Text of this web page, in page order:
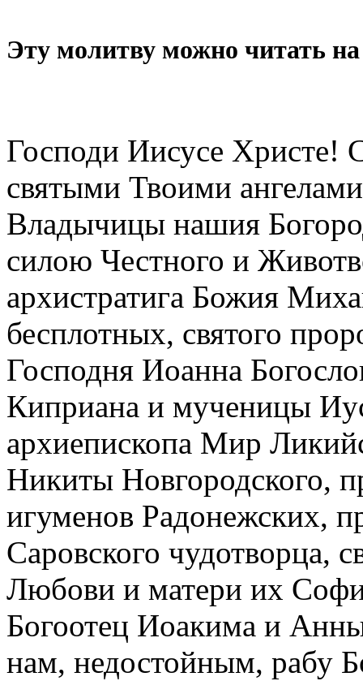
Эту молитву можно читать
Господи Иисусе Христе!
святыми Твоими
Владычицы нашия
силою Честного и
архистратига Божия
бесплотных, святого
Господня Иоанна
Киприана и мученицы
архиепископа Мир
Никиты Новгородского,
игуменов Радонежских,
Саровского
Любови и матери их
Богоотец Иоакима и
нам, недостойным, рабу